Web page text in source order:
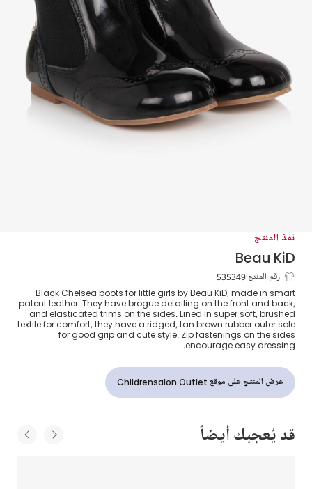
نفذ المنتج
Beau KiD
بوت جلد لامع لون أسود للبنات
رقم المنتج 535349
Black Chelsea boots for little girls by Beau KiD, made in smart
patent leather. They have brogue detailing on the front and back,
and elasticated trims on the sides. Lined in super soft, brushed
textile for comfort, they have a ridged, tan brown rubber outer sole
for good grip and cute style. Zip fastenings on the sides
encourage easy dressing.
عرض المنتج على موقع Childrensalon Outlet
قد يُعجبك أيضاً